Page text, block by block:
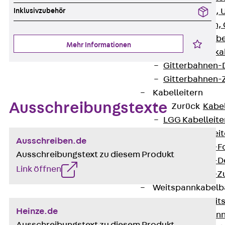
G Gitterbahn,
GI
GTD
GTDW
Gitterbahnen-
Gitterbahnen-
Kabelleitern
Zurück
LGG
LGGS
Kabelleitern-
Kabelleitern-
Kabelleitern-
WPL
Inklusivzubehör
Mehr Informationen
Ausschreibungstexte
Ausschreiben.de
Ausschreibungstext zu diesem Produkt
Link öffnen
Heinze.de